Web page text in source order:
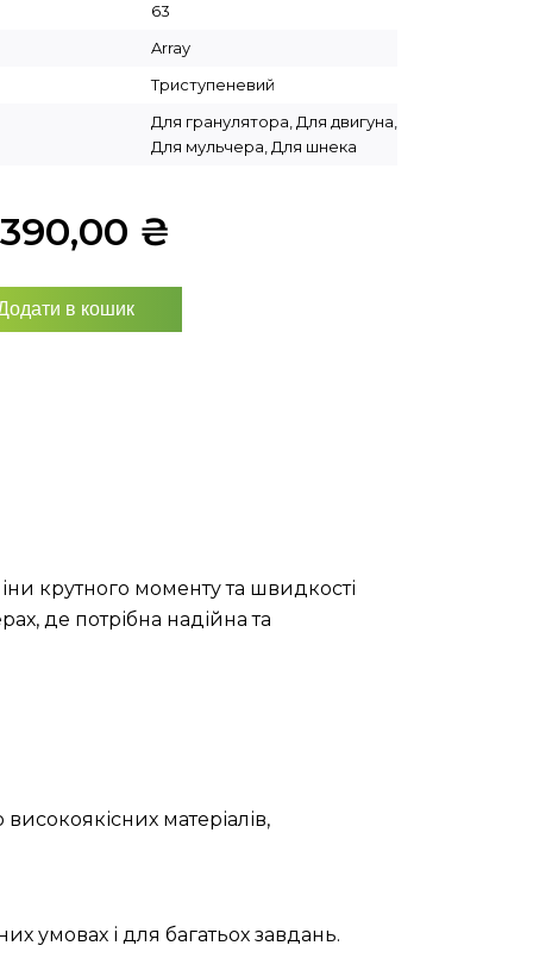
63
Array
Триступеневий
Для гранулятора, Для двигуна,
Для мульчера, Для шнека
₴
в кошик
крутного моменту та швидкості
де потрібна надійна та
матеріалів,
умовах і для багатьох завдань.